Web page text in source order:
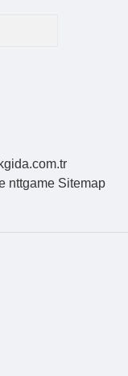
nttgame Sitemap